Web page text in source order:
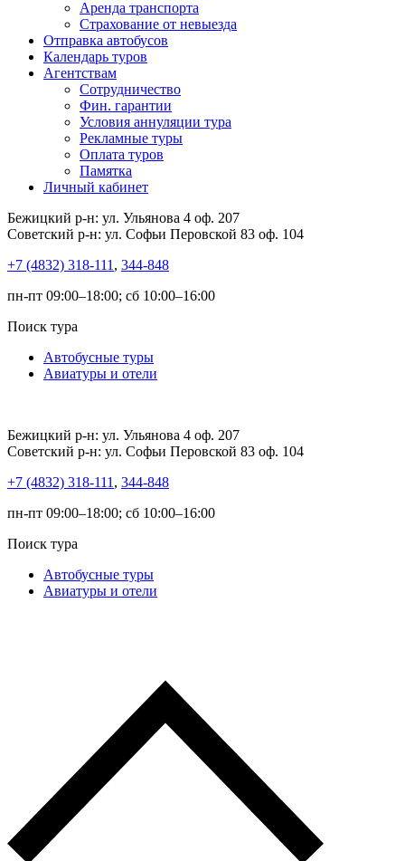
Аренда транспорта
Страхование от невыезда
Отправка автобусов
Календарь туров
Агентствам
Сотрудничество
Фин. гарантии
Условия аннуляции тура
Рекламные туры
Оплата туров
Памятка
Личный кабинет
Бежицкий р-н: ул. Ульянова 4 оф. 207
Советский р-н: ул. Софьи Перовской 83 оф. 104
+7 (4832) 318-111 , 344-848
пн-пт 09:00–18:00; сб 10:00–16:00
Поиск тура
Автобусные туры
Авиатуры и отели
Бежицкий р-н: ул. Ульянова 4 оф. 207
Советский р-н: ул. Софьи Перовской 83 оф. 104
+7 (4832) 318-111 , 344-848
пн-пт 09:00–18:00; сб 10:00–16:00
Поиск тура
Автобусные туры
Авиатуры и отели